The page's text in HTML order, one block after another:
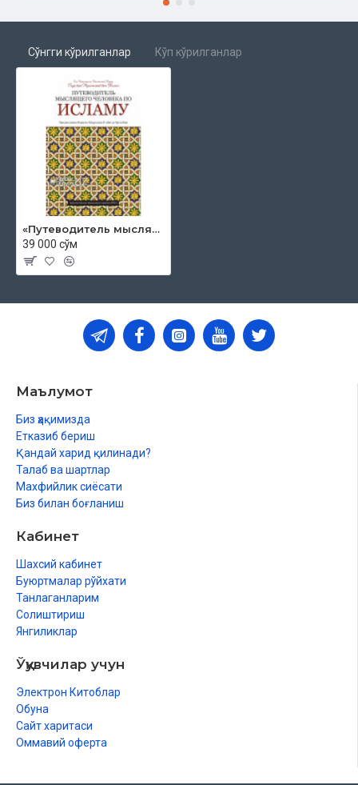
Сўнгги кўрилганлар Кўп кўрилганлар
«Путеводитель мыслящего человека по Исламу»
39 000 сўм
Маълумот
Биз ҳақимизда
Етказиб бериш
Қандай харид қилинади?
Талаб ва шартлар
Махфийлик сиёсати
Биз билан боғланиш
Кабинет
Шахсий кабинет
Буюртмалар рўйхати
Танлаганларим
Солиштириш
Янгиликлар
Ўқувчилар учун
Электрон Китоблар
Обуна
Сайт харитаси
Оммавий оферта